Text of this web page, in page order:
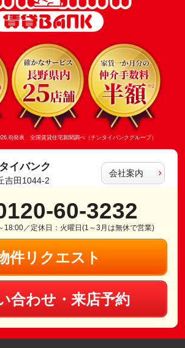
発表 全国賃貸住宅新聞調べ（チンタイバンクグループ）
イバンク
吉田1044-2
会社案内
60-3232
18:00／定休日：火曜日(1～3月は無休で営業)
件リクエスト
合わせ・来店予約